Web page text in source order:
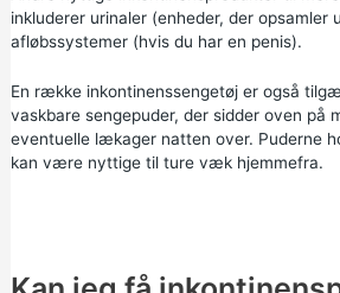
inkluderer urinaler (enheder, der opsamler
afløbssystemer (hvis du har en penis).
En række inkontinenssengetøj er også
vaskbare sengepuder, der sidder oven på
eventuelle lækager natten over. Puderne
kan være nyttige til ture væk hjemmefra.